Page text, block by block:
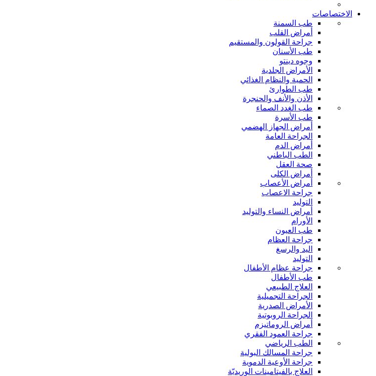
الاختصاصات
طب السمنة
أمراض القلب
جراحة القولون والمستقيم
طب الأسنان
وجوه دينتو
الأمراض الجلدية
الحمية والنظام الغذائي
طب الطوارئ
الأذن والأنف والحنجرة
طب الغدد الصماء
طب الأسرة
أمراض الجهاز الهضمي
الجراحة العامة
أمراض الدم
الطب الباطني
صحة العقل
أمراض الكلى
أمراض الأعصاب
جراحة الاعصاب
التوليد
أمراض النساء والتوليد
الأورام
طب العيون
جراحة العظام
اليد والرسغ
التوليد
جراحة عظام الأطفال
طب الأطفال
العلاج الطبيعي
الجراحة التجميلية
الأمراض الصدرية
الجراحة الروبوتية
أمراض الروماتيزم
جراحة العمود الفقري
الطب الرياضي
جراحة المسالك البولية
جراحة الأوعية الدموية
العلاج بالفيتامينات الوريديّة